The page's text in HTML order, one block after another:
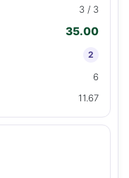
3 / 3
35.00
2
6
11.67